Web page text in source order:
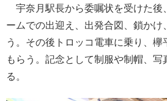
宇奈月駅長から委嘱状を受けた後
ームでの出迎え、出発合図、鎖かけ
う。その後トロッコ電車に乗り、欅
もらう。記念として制服や制帽、写
る。